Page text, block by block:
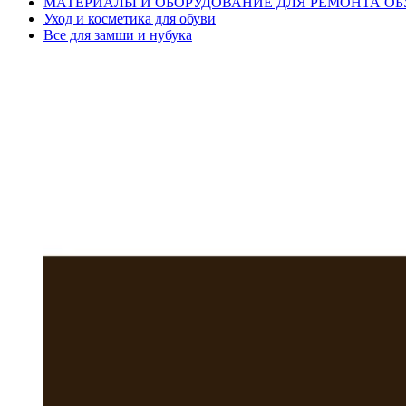
Уход и косметика для обуви
Все для замши и нубука